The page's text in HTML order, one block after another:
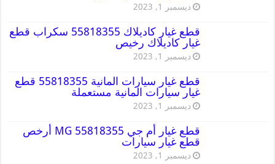
ديسمبر 1, 2023
قطع غيار كاديلاك 55818355 سكراب قطع
غيار كاديلاك رخيص
ديسمبر 1, 2023
قطع غيار سيارات المانية 55818355 قطع
غيار سيارات المانية مستعملة
ديسمبر 1, 2023
قطع غيار أم جي MG 55818355 أرخص
قطع غيار سيارات
ديسمبر 1, 2023